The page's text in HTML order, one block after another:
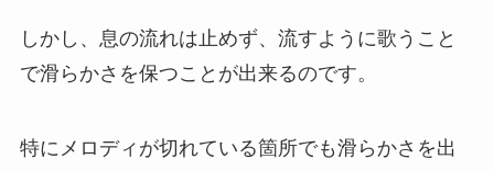
しかし、息の流れは止めず、流すように歌うこと
で滑らかさを保つことが出来るのです。
特にメロディが切れている箇所でも滑らかさを出